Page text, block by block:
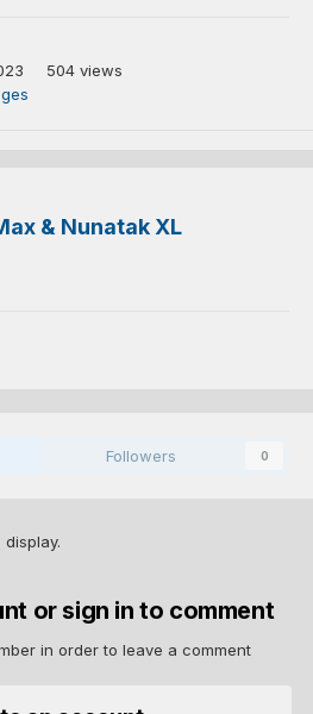
504 views
& Nunatak XL
Followers 0
or sign in to comment
in order to leave a comment